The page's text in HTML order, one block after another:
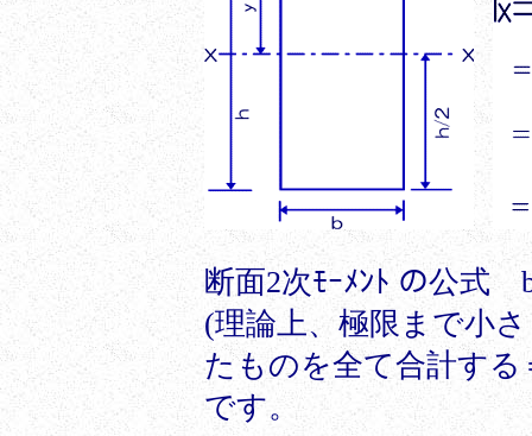
断面2次ﾓｰﾒﾝﾄ の公式
(理論上、極限まで小
たものを全て合計す
です。